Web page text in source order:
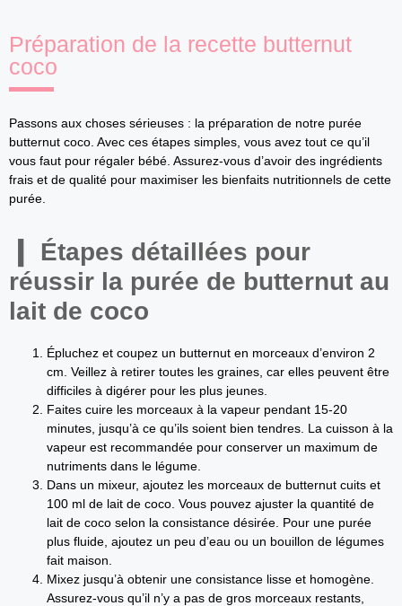
Préparation de la recette butternut
coco
Passons aux choses sérieuses : la préparation de notre purée
butternut coco. Avec ces étapes simples, vous avez tout ce qu’il
vous faut pour régaler bébé. Assurez-vous d’avoir des ingrédients
frais et de qualité pour maximiser les bienfaits nutritionnels de cette
purée.
Étapes détaillées pour
réussir la purée de butternut au
lait de coco
Épluchez et coupez un butternut en morceaux d’environ 2
cm. Veillez à retirer toutes les graines, car elles peuvent être
difficiles à digérer pour les plus jeunes.
Faites cuire les morceaux à la vapeur pendant 15-20
minutes, jusqu’à ce qu’ils soient bien tendres. La cuisson à la
vapeur est recommandée pour conserver un maximum de
nutriments dans le légume.
Dans un mixeur, ajoutez les morceaux de butternut cuits et
100 ml de lait de coco. Vous pouvez ajuster la quantité de
lait de coco selon la consistance désirée. Pour une purée
plus fluide, ajoutez un peu d’eau ou un bouillon de légumes
fait maison.
Mixez jusqu’à obtenir une consistance lisse et homogène.
Assurez-vous qu’il n’y a pas de gros morceaux restants,